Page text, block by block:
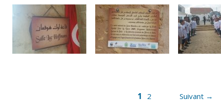
1 2 Suivant →